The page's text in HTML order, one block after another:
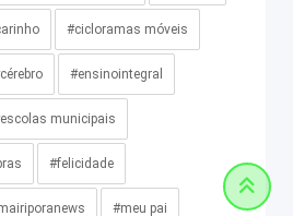
#cicloramas móveis
#ensinointegral
municipais
#felicidade
#meu pai